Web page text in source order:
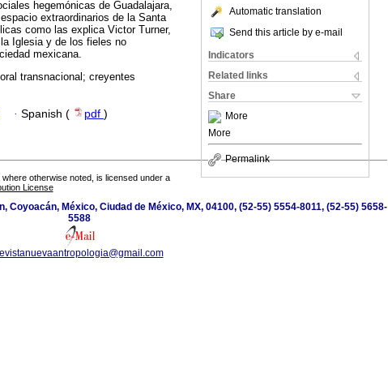
Automatic translation
Send this article by e-mail
Indicators
Related links
Share
More
More
Permalink
hegemónicas de Guadalajara,
extraordinarios de la Santa
como las explica Victor Turner,
Iglesia y de los fieles no
mexicana.
transnacional; creyentes
· Spanish ( pdf )
otherwise noted, is licensed under a
License
México, Ciudad de México, MX, 04100, (52-55) 5554-8011, (52-55) 5658-
5588